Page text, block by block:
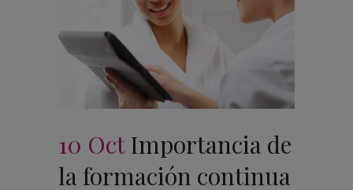
10 OctImportancia de
la formación continua